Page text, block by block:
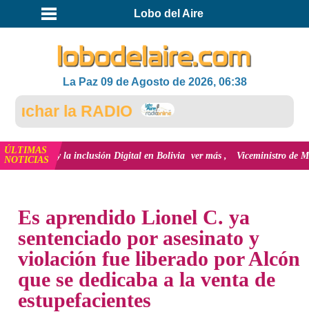
Lobo del Aire
La Paz 09 de Agosto de 2026, 06:38
la RADIO
ÚLTIMAS
NOTICIASy la inclusión Digital en Bolivia ver más Viceministro de Medio
Es aprendido Lionel C. ya
sentenciado por asesinato y
violación fue liberado por Alcón
que se dedicaba a la venta de
estupefacientes